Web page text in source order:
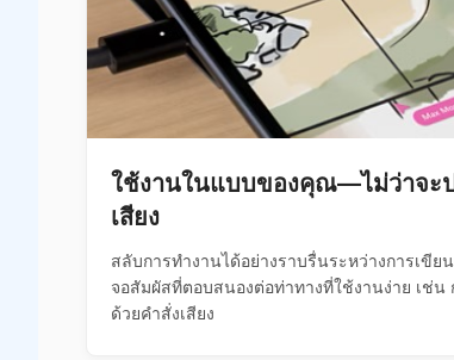
ใช้งานในแบบของคุณ—ไม่ว่าจะ
เสียง
สลับการทำงานได้อย่างราบรื่นระหว่างการเขี
จอสัมผัสที่ตอบสนองต่อท่าทางที่ใช้งานง่าย เช่
ด้วยคำสั่งเสียง